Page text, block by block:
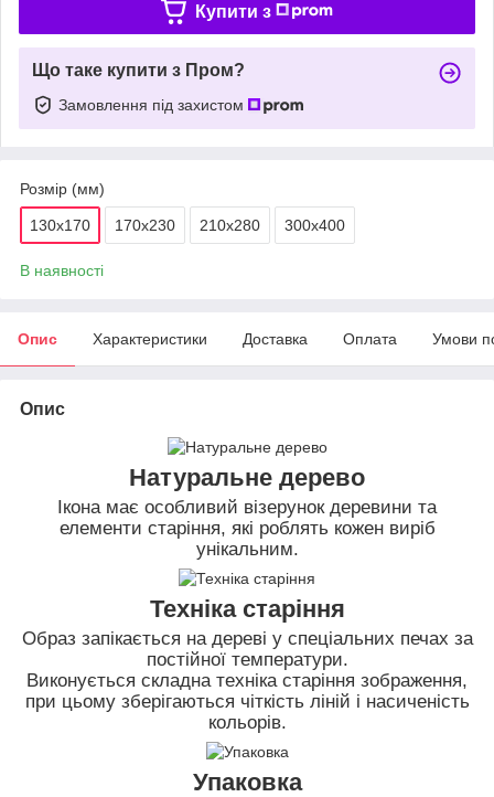
Купити з
Що таке купити з Пром?
Замовлення під захистом
Розмір (мм)
130х170 170х230 210х280 300х400
В наявності
Опис Характеристики Доставка Оплата Умови
Опис
Натуральне дерево
Ікона має особливий візерунок деревини та
елементи старіння, які роблять кожен виріб
унікальним.
Техніка старіння
Образ запікається на дереві у спеціальних печах за
постійної температури.
Виконується складна техніка старіння зображення,
при цьому зберігаються чіткість ліній і насиченість
кольорів.
Упаковка